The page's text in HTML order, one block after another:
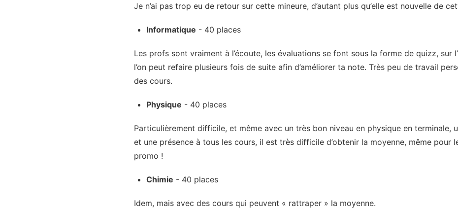
Je n’ai pas trop eu de retour sur cette mineure, d’autant plus qu’elle est nouvelle de
Informatique - 40 places
Les profs sont vraiment à l’écoute, les évaluations se font sous la forme de quizz, sur
l’on peut refaire plusieurs fois de suite afin d’améliorer ta note. Très peu de travail
des cours.
Physique - 40 places
Particulièrement difficile, et même avec un très bon niveau en physique en terminale,
et une présence à tous les cours, il est très difficile d’obtenir la moyenne, même pour
promo !
Chimie - 40 places
Idem, mais avec des cours qui peuvent « rattraper » la moyenne.